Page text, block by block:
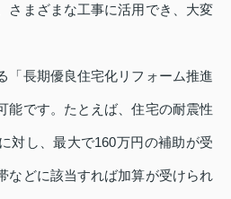
さまざまな工事に活用でき、大変
「長期優良住宅化リフォーム推進
能です。たとえば、住宅の耐震性
対し、最大で160万円の補助が受
などに該当すれば加算が受けられ